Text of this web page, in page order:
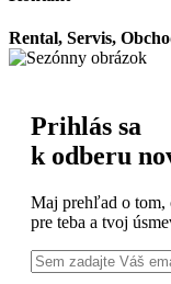
Rental, Servis,
Prihlás sa
k odberu
Maj prehľad o tom,
pre teba a tvoj